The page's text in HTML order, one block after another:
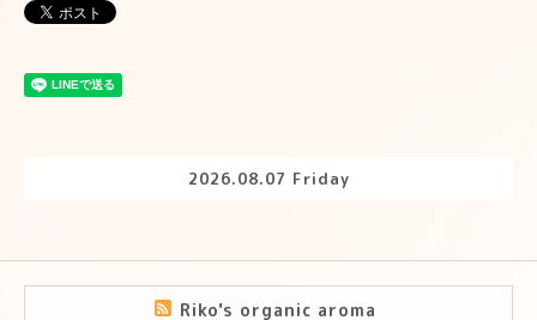
2026.08.07 Friday
Riko's organic aroma